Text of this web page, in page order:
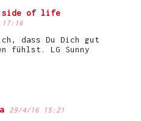
side of life
dass Du Dich gut
fühlst. LG Sunny
29/4/16 15:21